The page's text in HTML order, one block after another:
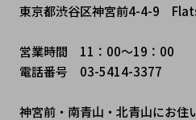
東京都渋谷区神宮前4-4-9　
営業時間　11：00～19：00
電話番号　03-5414-3377
神宮前・南青山・北青山にお住